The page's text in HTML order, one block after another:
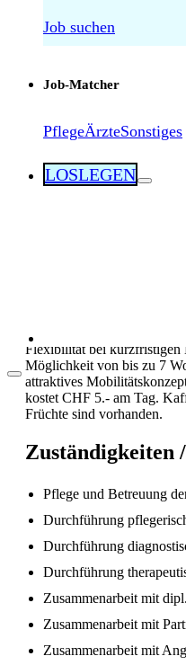
Als
Job suchen
Job-Matcher
PflegeÄrzteSonstiges
LOSLEGEN
Die FaGe Allgemeinpflege
Betreuung der
Durchführung
therapeutischer
trägt Verantwortung im
Tätigkeiten aus. Einsätze
Aufgabengebiets. Die
gehört zu den Aufgaben.
Dipl. Pflegefachpersonen,
Die Position erfordert eine
Fachfrau Gesundheit EFZ
Fachliche Versiertheit ist
vorausgesetzt.
interdisziplinären
offene und zuverlässige
wichtig. Kommunikation
Erfahrung im Akutbereich
befindet sich in einer
Anstellung
Die Besetzung erfolgt per
Das Team ist
Flexibilität bei kurzfristigen
Möglichkeit von bis zu 7
attraktives
kostet CHF 5.- am Tag.
Früchte sind vorhanden.
Zuständigkeiten
Pflege und Betreuung
Durchführung
Durchführung
Durchführung
Zusammenarbeit mit
Zusammenarbeit mit
Zusammenarbeit mit